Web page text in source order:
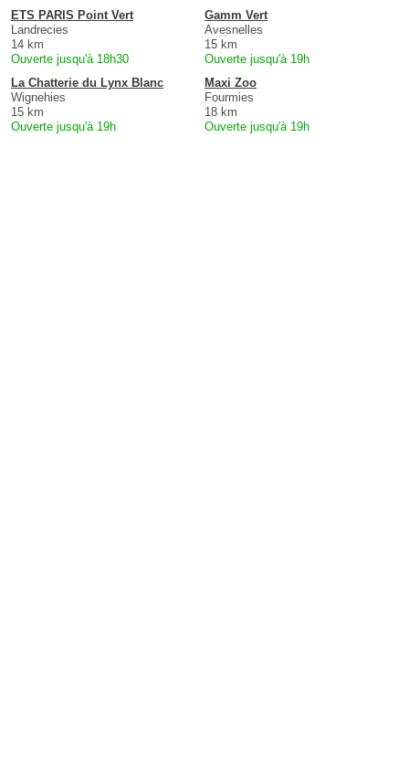
ETS PARIS Point Vert
Landrecies
14 km
Ouverte jusqu'à 18h30
Gamm Vert
Avesnelles
15 km
Ouverte jusqu'à 19h
La Chatterie du Lynx Blanc
Wignehies
15 km
Ouverte jusqu'à 19h
Maxi Zoo
Fourmies
18 km
Ouverte jusqu'à 19h